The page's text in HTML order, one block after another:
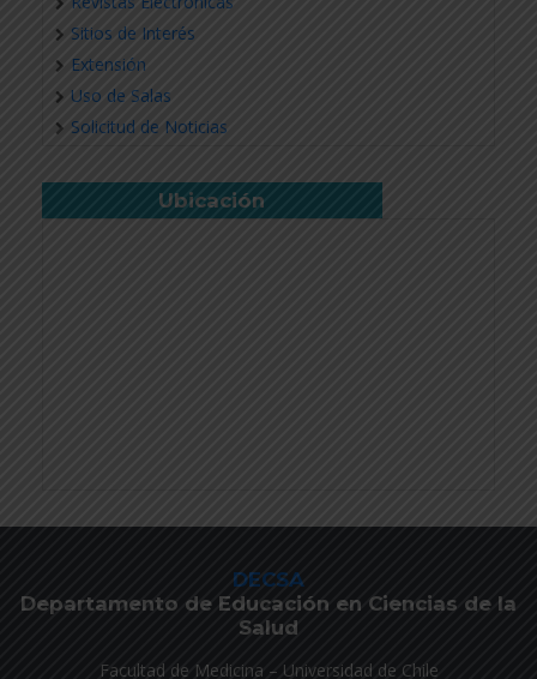
Sitios de Interés
Extensión
Uso de Salas
Solicitud de Noticias
Ubicación
DECSA
Departamento de Educación en Ciencias de la
Salud
Facultad de Medicina – Universidad de Chile